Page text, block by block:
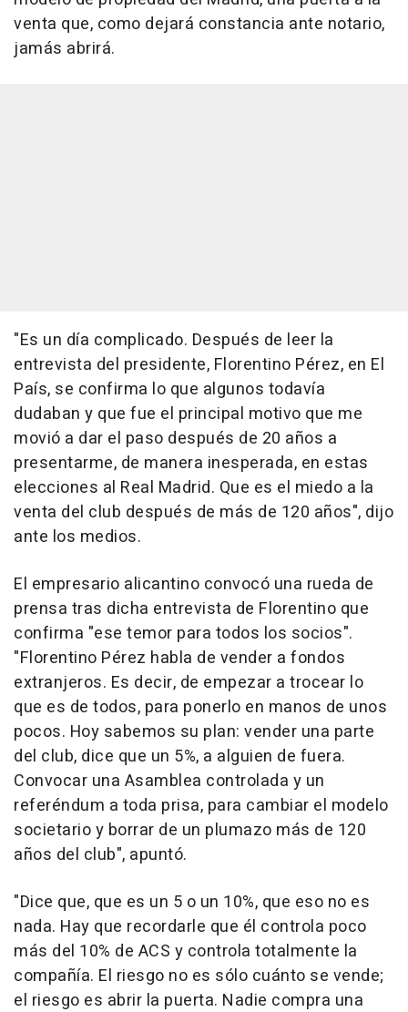
venta que, como dejará constancia ante notario,
jamás abrirá.
"Es un día complicado. Después de leer la
entrevista del presidente, Florentino Pérez, en El
País, se confirma lo que algunos todavía
dudaban y que fue el principal motivo que me
movió a dar el paso después de 20 años a
presentarme, de manera inesperada, en estas
elecciones al Real Madrid. Que es el miedo a la
venta del club después de más de 120 años", dijo
ante los medios.
El empresario alicantino convocó una rueda de
prensa tras dicha entrevista de Florentino que
confirma "ese temor para todos los socios".
"Florentino Pérez habla de vender a fondos
extranjeros. Es decir, de empezar a trocear lo
que es de todos, para ponerlo en manos de unos
pocos. Hoy sabemos su plan: vender una parte
del club, dice que un 5%, a alguien de fuera.
Convocar una Asamblea controlada y un
referéndum a toda prisa, para cambiar el modelo
societario y borrar de un plumazo más de 120
años del club", apuntó.
"Dice que, que es un 5 o un 10%, que eso no es
nada. Hay que recordarle que él controla poco
más del 10% de ACS y controla totalmente la
compañía. El riesgo no es sólo cuánto se vende;
el riesgo es abrir la puerta. Nadie compra una